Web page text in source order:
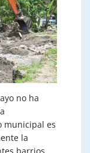
no ha
municipal es
la